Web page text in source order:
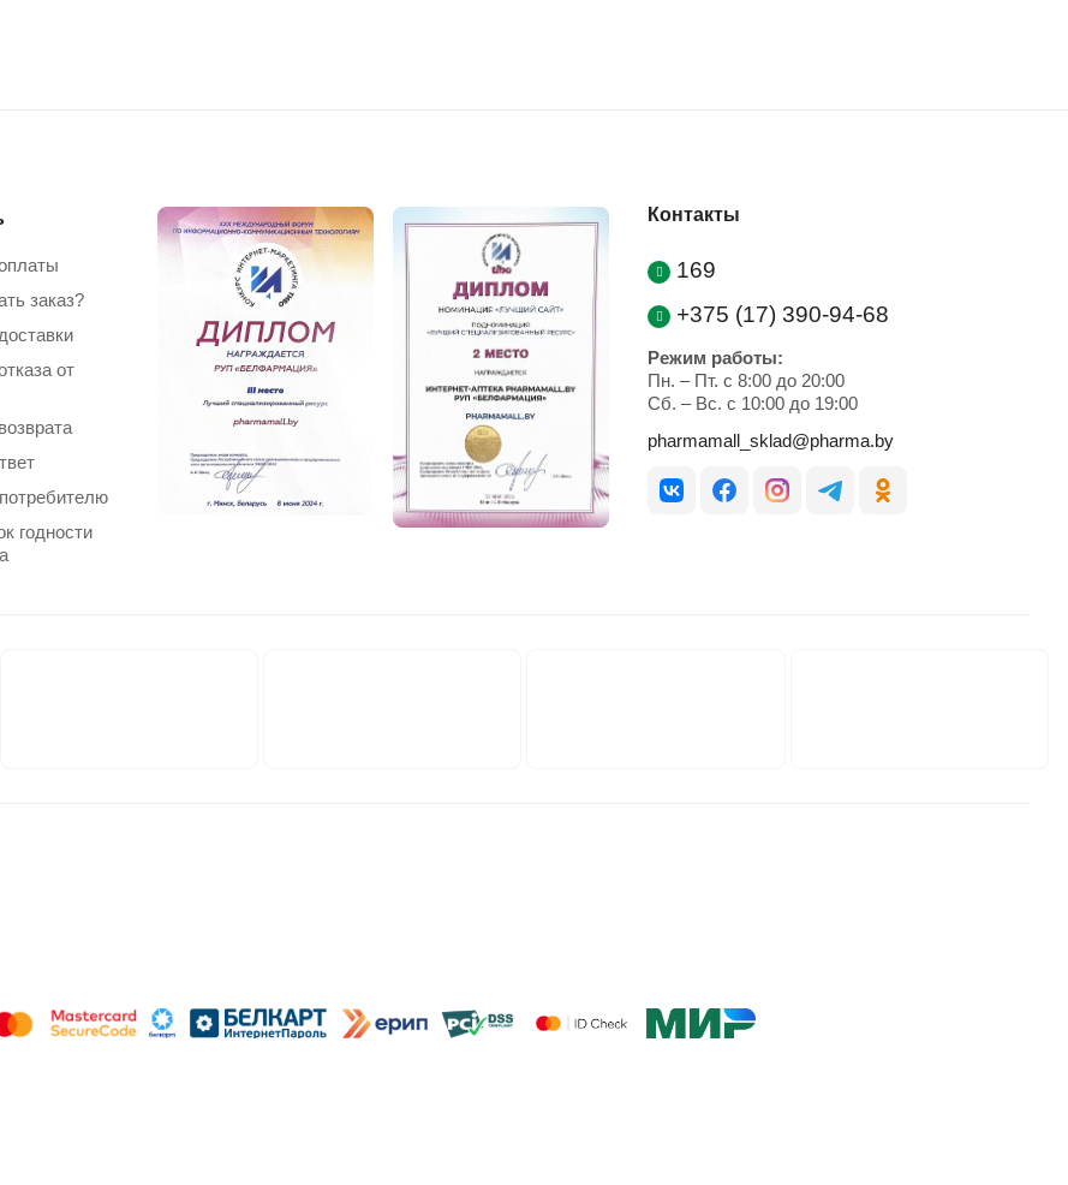
заказ?
от
годности
Контакты
169
+375 (17) 390-94-68
Режим работы:
Пн. – Пт. с 8:00 до 20:00
Cб. – Вс. с 10:00 до 19:00
pharmamall_sklad@pharma.by